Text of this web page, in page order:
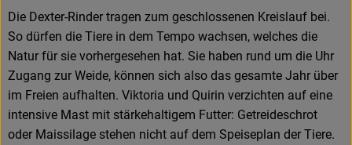
Die Dexter-Rinder tragen zum geschlossenen Kreislauf bei.
So dürfen die Tiere in dem Tempo wachsen, welches die
Natur für sie vorhergesehen hat. Sie haben rund um die Uhr
Zugang zur Weide, können sich also das gesamte Jahr über
im Freien aufhalten. Viktoria und Quirin verzichten auf eine
intensive Mast mit stärkehaltigem Futter: Getreideschrot
oder Maissilage stehen nicht auf dem Speiseplan der Tiere.